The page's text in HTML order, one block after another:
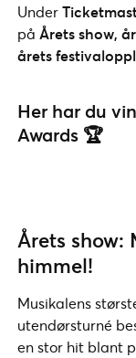
Under
på Årets show,
årets
Her har du
Awards 🏆
Årets show:
himmel!
Musikalens
utendørsturné
en stor hit blant